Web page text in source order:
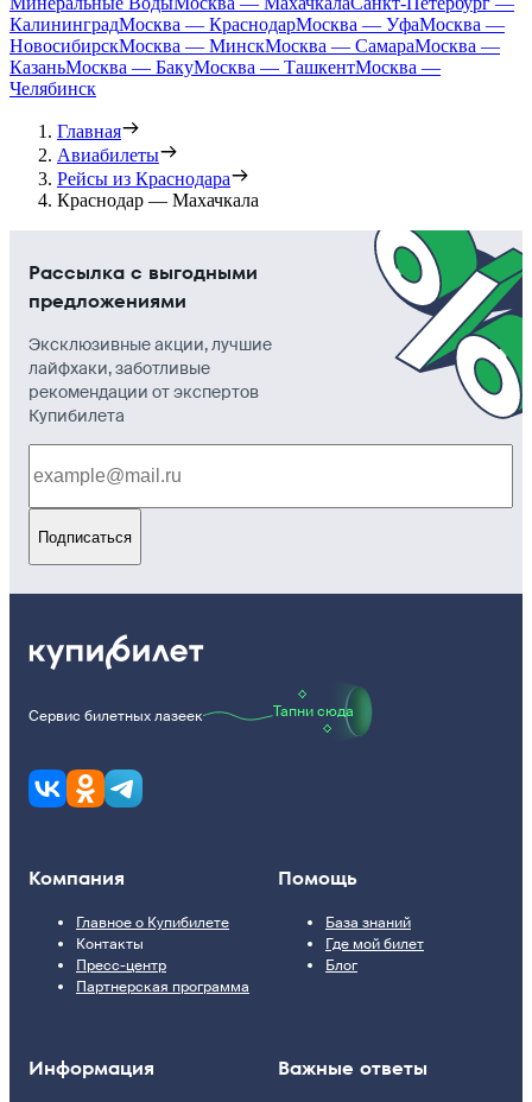
КалининградМосква — КраснодарМосква — УфаМосква —
НовосибирскМосква — МинскМосква — СамараМосква —
КазаньМосква — БакуМосква — ТашкентМосква —
Челябинск
Главная
Авиабилеты
Рейсы из Краснодара
Краснодар — Махачкала
Рассылка с выгодными
предложениями
Эксклюзивные акции, лучшие
лайфхаки, заботливые
рекомендации от экспертов
Купибилета
Подписаться
Сервис билетных лазеек Тапни сюда
Компания
Главное о Купибилете
Контакты
Пресс-центр
Партнерская программа
Помощь
База знаний
Где мой билет
Блог
Информация Важные ответы